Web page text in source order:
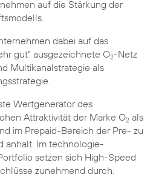
auf die Stärkung der
dabei auf das
gut“ ausgezeichnete O2-Netz
Multikanalstrategie als
Wertgenerator des
Attraktivität der Marke O2 als
im Prepaid-Bereich der Pre- zu
anhält. Im technologie-
setzen sich High-Speed
zunehmend durch.